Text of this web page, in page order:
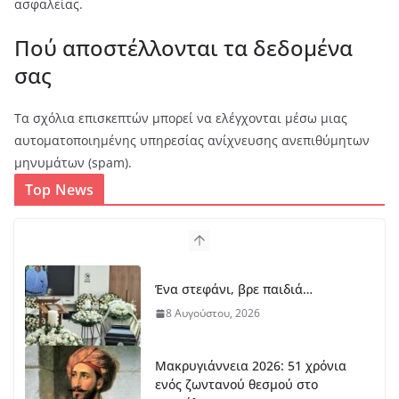
ασφαλείας.
Πού αποστέλλονται τα δεδομένα
σας
Τα σχόλια επισκεπτών μπορεί να ελέγχονται μέσω μιας
αυτοματοποιημένης υπηρεσίας ανίχνευσης ανεπιθύμητων
μηνυμάτων (spam).
Top News
Ένα στεφάνι, βρε παιδιά…
8 Αυγούστου, 2026
Μακρυγιάννεια 2026: 51 χρόνια
ενός ζωντανού θεσμού στο